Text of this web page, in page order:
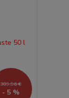
309,96 €
- 5 %